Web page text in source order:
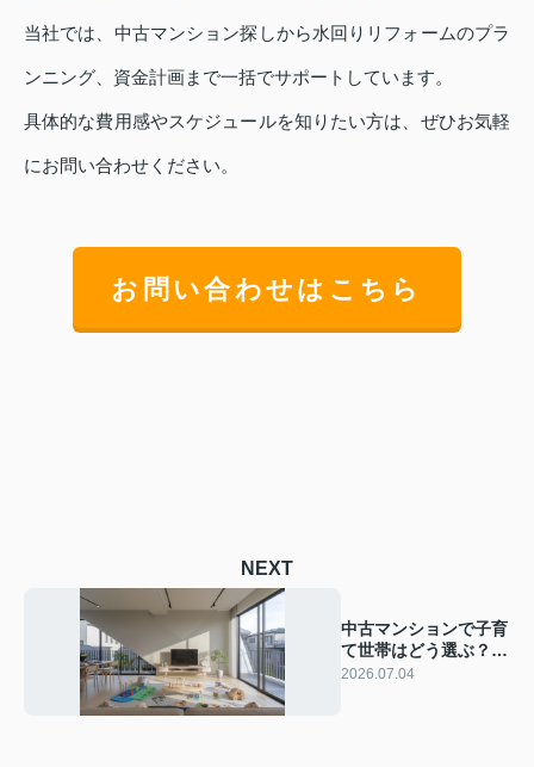
当社では、中古マンション探しから水回りリフォームのプラ
ンニング、資金計画まで一括でサポートしています。
具体的な費用感やスケジュールを知りたい方は、ぜひお気軽
にお問い合わせください。
お問い合わせはこちら
NEXT
中古マンションで子育
て世帯はどう選ぶ？間
取りの選び方と将来を
2026.07.04